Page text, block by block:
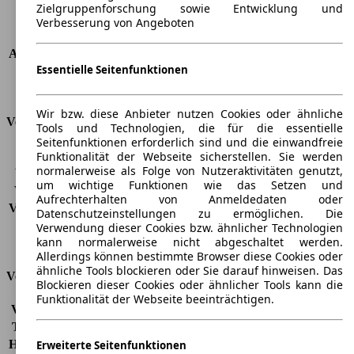
Sitze
5
Anhängelast (ungebremst)
Anhängelast (gebremst)
-
Verbrauch
CO2 Emissionen*
-
Verbrauch (Stadt)
-
Verbrauch (Land)
Verbrauch (komb.)* -
Schadstoffklasse
EU6d
Tankinhalt
-
Versicherungsklassen
Vollkasko
Teilkasko
Haftpflicht -
Zielgruppenforschung sowie Entwicklung und
Verbesserung von Angeboten
Essentielle Seitenfunktionen
Wir bzw. diese Anbieter nutzen Cookies oder ähnliche
Tools und Technologien, die für die essentielle
Seitenfunktionen erforderlich sind und die einwandfreie
Funktionalität der Webseite sicherstellen. Sie werden
normalerweise als Folge von Nutzeraktivitäten genutzt,
um wichtige Funktionen wie das Setzen und
Aufrechterhalten von Anmeldedaten oder
Datenschutzeinstellungen zu ermöglichen. Die
Verwendung dieser Cookies bzw. ähnlicher Technologien
kann normalerweise nicht abgeschaltet werden.
Allerdings können bestimmte Browser diese Cookies oder
ähnliche Tools blockieren oder Sie darauf hinweisen. Das
Blockieren dieser Cookies oder ähnlicher Tools kann die
Funktionalität der Webseite beeinträchtigen.
Erweiterte Seitenfunktionen